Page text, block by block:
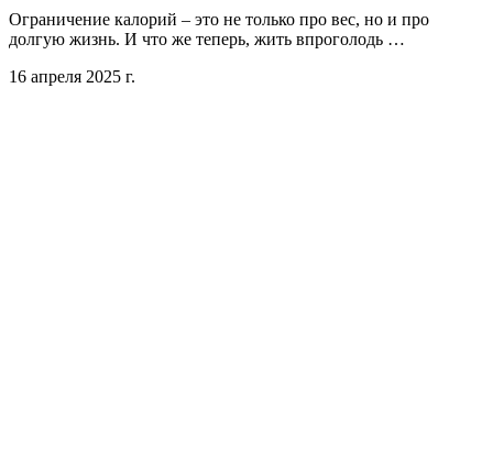
Ограничение калорий – это не только про вес, но и про
долгую жизнь. И что же теперь, жить впроголодь …
16 апреля 2025 г.